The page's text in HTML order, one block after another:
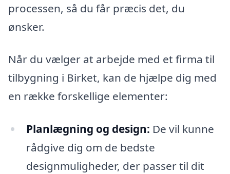
processen, så du får præcis det, du
ønsker.
Når du vælger at arbejde med et firma til
tilbygning i Birket, kan de hjælpe dig med
en række forskellige elementer:
Planlægning og design: De vil kunne
rådgive dig om de bedste
designmuligheder, der passer til dit